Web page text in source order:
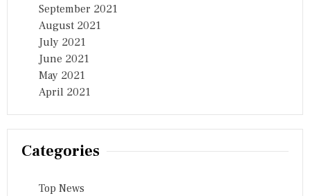
September 2021
August 2021
July 2021
June 2021
May 2021
April 2021
Categories
Top News